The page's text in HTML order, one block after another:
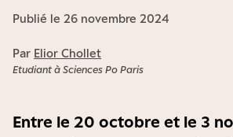
Publié le 26 novembre 2024
Par Elior Chollet
Etudiant à Sciences Po Paris
Entre le 20 octobre et le 3